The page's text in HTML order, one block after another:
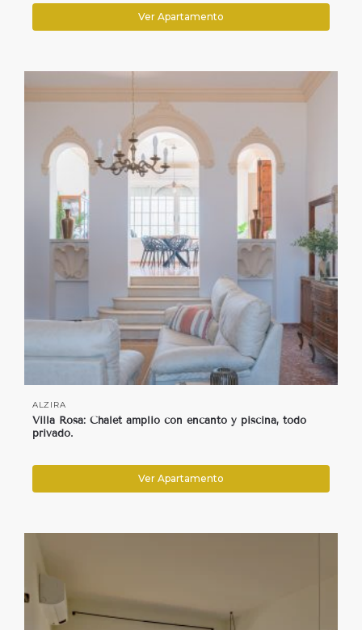
Ver Apartamento
ALZIRA
Villa Rosa: Chalet amplio con encanto y piscina, todo
privado.
Ver Apartamento